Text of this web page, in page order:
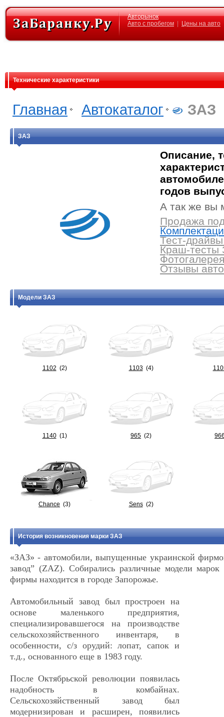
Авторынок
Авто с пробегом
Цены на авто
Технические характеристики
Главная Автокаталог ЗАЗ
ЗАЗ
Описание,
годов
А так же вы
Продажа
Тест-
Краш-тесты
Отзывы
Модели ЗАЗ
1102 (2) 1103 (4)
1140 (1) 965 (2)
Chance (3) Sens (2)
История возникновения марки ЗАЗ
«ЗАЗ» - автомобили, выпущенные украинской
завод” (ZAZ). Собирались различные модели
фирмы находится в городе Запорожье.
Автомобильный завод был простроен на
основе маленького предприятия,
специализировавшегося на производстве
сельскохозяйственного инвентаря, в
особенности, с/з орудий: лопат, сапок и
т.д., основанного еще в 1983 году.
После Октябрьской революции появилась
надобность в комбайнах.
Сельскохозяйственный завод был
модернизирован и расширен, появились